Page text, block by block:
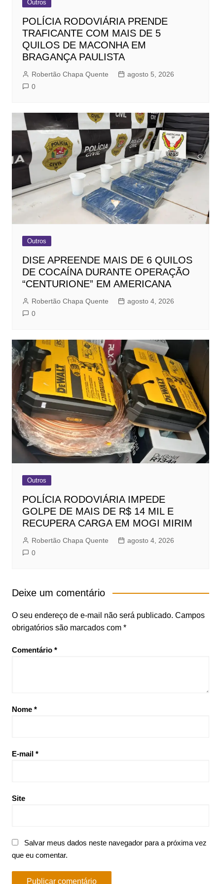
Outros
POLÍCIA RODOVIÁRIA PRENDE
TRAFICANTE COM MAIS DE 5
QUILOS DE MACONHA EM
BRAGANÇA PAULISTA
Robertão Chapa Quente
agosto 5, 2026
0
Outros
DISE APREENDE MAIS DE 6 QUILOS
DE COCAÍNA DURANTE OPERAÇÃO
“CENTURIONE” EM AMERICANA
Robertão Chapa Quente
agosto 4, 2026
0
Outros
POLÍCIA RODOVIÁRIA IMPEDE
GOLPE DE MAIS DE R$ 14 MIL E
RECUPERA CARGA EM MOGI MIRIM
Robertão Chapa Quente
agosto 4, 2026
0
Deixe um comentário
O seu endereço de e-mail não será publicado. Campos
obrigatórios são marcados com *
Comentário *
Nome *
E-mail *
Site
Salvar meus dados neste navegador para a próxima vez
que eu comentar.